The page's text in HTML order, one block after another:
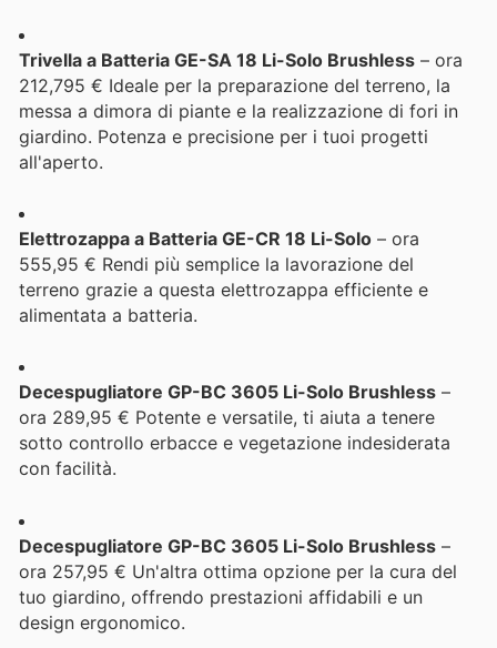
Trivella a Batteria GE-SA 18 Li-Solo Brushless – ora
212,795 € Ideale per la preparazione del terreno, la
messa a dimora di piante e la realizzazione di fori in
giardino. Potenza e precisione per i tuoi progetti
all'aperto.
Elettrozappa a Batteria GE-CR 18 Li-Solo – ora
555,95 € Rendi più semplice la lavorazione del
terreno grazie a questa elettrozappa efficiente e
alimentata a batteria.
Decespugliatore GP-BC 3605 Li-Solo Brushless –
ora 289,95 € Potente e versatile, ti aiuta a tenere
sotto controllo erbacce e vegetazione indesiderata
con facilità.
Decespugliatore GP-BC 3605 Li-Solo Brushless –
ora 257,95 € Un'altra ottima opzione per la cura del
tuo giardino, offrendo prestazioni affidabili e un
design ergonomico.